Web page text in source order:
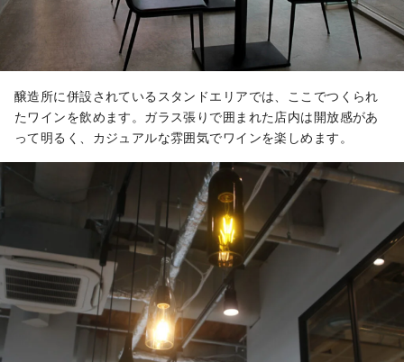
醸造所に併設されているスタンドエリアでは、ここでつくられ
たワインを飲めます。ガラス張りで囲まれた店内は開放感があ
って明るく、カジュアルな雰囲気でワインを楽しめます。